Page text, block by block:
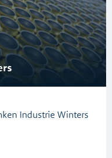
Industrie Winters